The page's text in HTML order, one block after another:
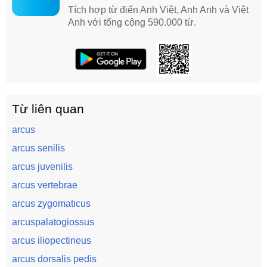
Tích hợp từ điển Anh Việt, Anh Anh và Việt
Anh với tổng cộng 590.000 từ.
Từ liên quan
arcus
arcus senilis
arcus juvenilis
arcus vertebrae
arcus zygomaticus
arcuspalatogiossus
arcus iliopectineus
arcus dorsalis pedis